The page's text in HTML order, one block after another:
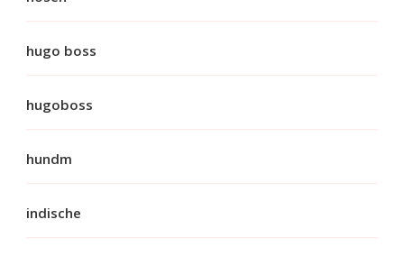
hugo boss
hugoboss
hundm
indische